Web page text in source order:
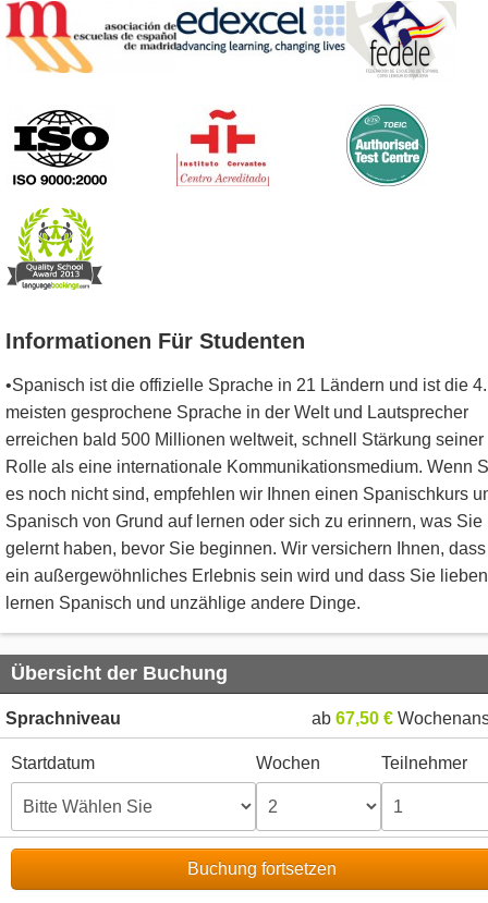
Informationen Für Studenten
•Spanisch ist die offizielle Sprache in 21 Ländern und ist die
meisten gesprochene Sprache in der Welt und Lautsprecher
erreichen bald 500 Millionen weltweit, schnell Stärkung seiner
Rolle als eine internationale Kommunikationsmedium. Wenn
es noch nicht sind, empfehlen wir Ihnen einen Spanischkurs
Spanisch von Grund auf lernen oder sich zu erinnern, was Sie
gelernt haben, bevor Sie beginnen. Wir versichern Ihnen,
ein außergewöhnliches Erlebnis sein wird und dass Sie lieben
lernen Spanisch und unzählige andere Dinge.
Übersicht der Buchung
Sprachniveau ab 67,50 €
Startdatum Wochen Teilnehmer
Buchung fortsetzen